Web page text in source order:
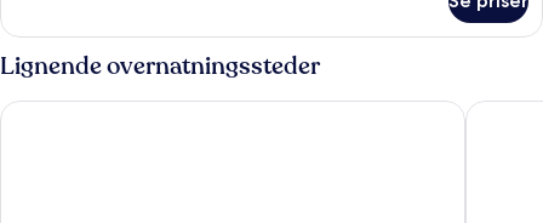
byudsigt
værelse
til
4
personer
-
Lignende overnatningssteder
Hyatt Grand Central New York Hard